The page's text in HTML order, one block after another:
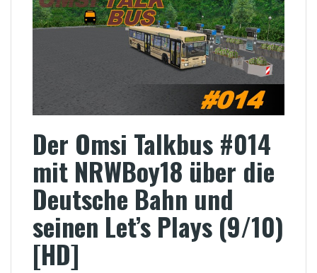
Der Omsi Talkbus #014
mit NRWBoy18 über die
Deutsche Bahn und
seinen Let’s Plays (9/10)
[HD]